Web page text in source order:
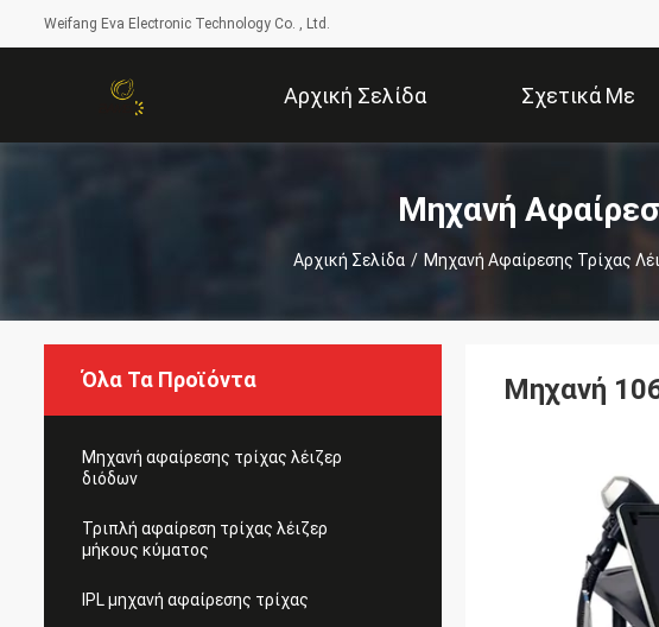
Weifang Eva Electronic Technology Co. , Ltd.
Αρχική Σελίδα Σχετικά Με
Εμάς
Μηχανή
Αρχική Σελίδα / Μηχανή Αφαίρεσης Τρίχας
Όλα Τα Προϊόντα
Μηχανή αφαίρεσης τρίχας λέιζερ
διόδων
Τριπλή αφαίρεση τρίχας λέιζερ
μήκους κύματος
IPL μηχανή αφαίρεσης τρίχας
Μηχανή